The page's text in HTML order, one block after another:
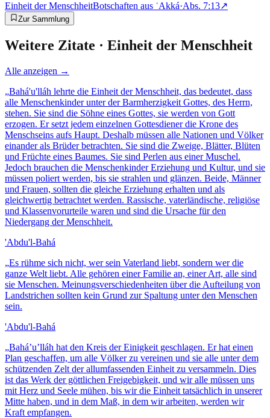
Einheit der MenschheitBotschaften aus ʿAkká·Abs. 7:13↗
Zur Sammlung
Weitere Zitate · Einheit der Menschheit
Alle anzeigen →
„Bahá'u'lláh lehrte die Einheit der Menschheit, das bedeutet, dass
alle Menschenkinder unter der Barmherzigkeit Gottes, des Herrn,
stehen. Sie sind die Söhne eines Gottes, sie werden von Gott
erzogen. Er setzt jedem einzelnen Gottesdiener die Krone des
Menschseins aufs Haupt. Deshalb müssen alle Nationen und Völker
einander als Brüder betrachten. Sie sind die Zweige, Blätter, Blüten
und Früchte eines Baumes. Sie sind Perlen aus einer Muschel.
Jedoch brauchen die Menschenkinder Erziehung und Kultur, und sie
müssen poliert werden, bis sie strahlen und glänzen. Beide, Männer
und Frauen, sollten die gleiche Erziehung erhalten und als
gleichwertig betrachtet werden. Rassische, vaterländische, religiöse
und Klassenvorurteile waren und sind die Ursache für den
Niedergang der Menschheit.
'Abdu'l-Bahá
„Es rühme sich nicht, wer sein Vaterland liebt, sondern wer die
ganze Welt liebt. Alle gehören einer Familie an, einer Art, alle sind
sie Menschen. Meinungsverschiedenheiten über die Aufteilung von
Landstrichen sollten kein Grund zur Spaltung unter den Menschen
sein.
'Abdu'l-Bahá
„Bahá’u’lláh hat den Kreis der Einigkeit geschlagen. Er hat einen
Plan geschaffen, um alle Völker zu vereinen und sie alle unter dem
schützenden Zelt der allumfassenden Einheit zu versammeln. Dies
ist das Werk der göttlichen Freigebigkeit, und wir alle müssen uns
mit Herz und Seele mühen, bis wir die Einheit tatsächlich in unserer
Mitte haben, und in dem Maß, in dem wir arbeiten, werden wir
Kraft empfangen.